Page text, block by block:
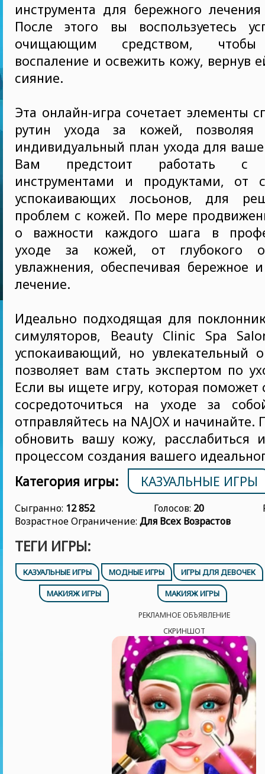
инструмента для бережного
После этого вы воспользуетесь
очищающим средством, чтобы
воспаление и освежить кожу, вернув
сияние.
Эта онлайн-игра сочетает элементы
рутин ухода за кожей, позволяя
индивидуальный план ухода для
Вам предстоит работать с
инструментами и продуктами, от
успокаивающих лосьонов, для
проблем с кожей. По мере
о важности каждого шага в
уходе за кожей, от глубокого
увлажнения, обеспечивая бережное
лечение.
Идеально подходящая для
симуляторов, Beauty Clinic Spa
успокаивающий, но увлекательный
позволяет вам стать экспертом по
Если вы ищете игру, которая поможет
сосредоточиться на уходе за
отправляйтесь на NAJOX и
обновить вашу кожу, расслабиться
процессом создания вашего
Категория игры:
КАЗУАЛЬНЫЕ ИГРЫ
Сыгранно: 12 852 Голосов: 20
Возрастное Ограничение: Для Всех Возрастов
ТЕГИ ИГРЫ:
КАЗУАЛЬНЫЕ ИГРЫ МОДНЫЕ ИГРЫ
ИГРЫ ДЛЯ ДЕВОЧЕК
МАКИЯЖ ИГРЫ
МАКИЯЖ ИГРЫ
РЕКЛАМНОЕ ОБЪЯВЛЕНИЕ
СКРИНШОТ